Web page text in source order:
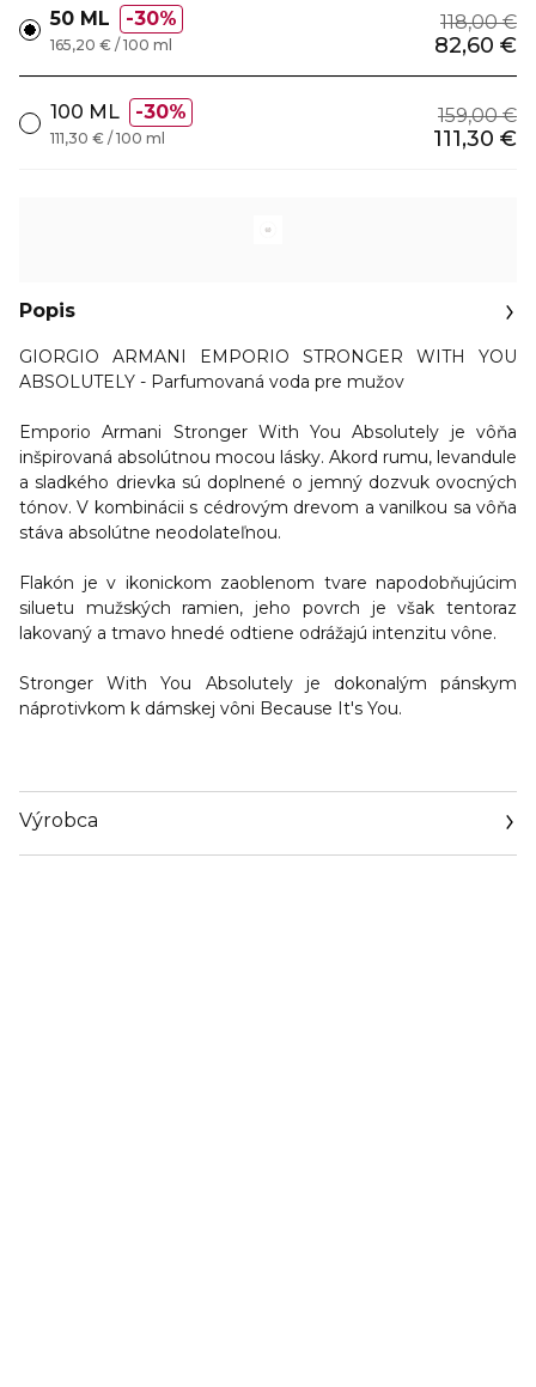
50 ML 30% 118,00 €
82,60 €
165,20 € / 100 ml
100 ML 30% 159,00 €
111,30 €
111,30 € / 100 ml
Popis
GIORGIO ARMANI EMPORIO STRONGER WITH YOU
ABSOLUTELY - Parfumovaná voda pre mužov
Emporio Armani Stronger With You Absolutely je vôňa
inšpirovaná absolútnou mocou lásky. Akord rumu, levandule
a sladkého drievka sú doplnené o jemný dozvuk ovocných
tónov. V kombinácii s cédrovým drevom a vanilkou sa vôňa
stáva absolútne neodolateľnou.
Flakón je v ikonickom zaoblenom tvare napodobňujúcim
siluetu mužských ramien, jeho povrch je však tentoraz
lakovaný a tmavo hnedé odtiene odrážajú intenzitu vône.
Stronger With You Absolutely je dokonalým pánskym
náprotivkom k dámskej vôni Because It's You.
Výrobca